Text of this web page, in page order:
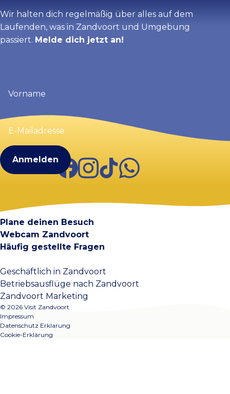
Wir halten dich regelmäßig über alles auf dem
Laufenden, was in Zandvoort und Umgebung
passiert. Melde dich jetzt an!
(erforderlich)
E-
Mailadresse
FacebookInstagram
TikTokWhatsApp
Plane deinen Besuch
Webcam Zandvoort
Häufig gestellte Fragen
Geschäftlich in Zandvoort
Betriebsausflüge nach Zandvoort
Zandvoort Marketing
© 2026 Visit Zandvoort
Impressum
Datenschutz Erklarung
Cookie-Erklärung